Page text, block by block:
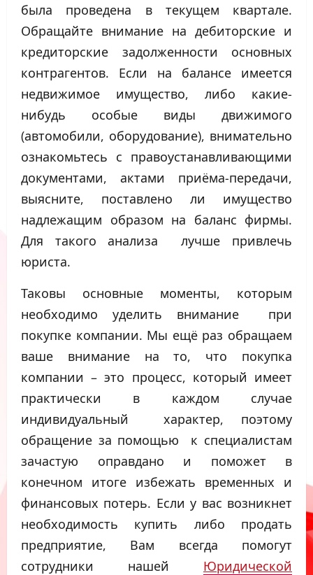
была проведена в текущем квартале.
Обращайте внимание на дебиторские и
кредиторские задолженности основных
контрагентов. Если на балансе имеется
недвижимое имущество, либо какие-
нибудь особые виды движимого
(автомобили, оборудование), внимательно
ознакомьтесь с правоустанавливающими
документами, актами приёма-передачи,
выясните, поставлено ли имущество
надлежащим образом на баланс фирмы.
Для такого анализа лучше привлечь
юриста.
Таковы основные моменты, которым
необходимо уделить внимание при
покупке компании. Мы ещё раз обращаем
ваше внимание на то, что покупка
компании – это процесс, который имеет
практически в каждом случае
индивидуальный характер, поэтому
обращение за помощью к специалистам
зачастую оправдано и поможет в
конечном итоге избежать временных и
финансовых потерь. Если у вас возникнет
необходимость купить либо продать
предприятие, Вам всегда помогут
сотрудники нашей Юридической